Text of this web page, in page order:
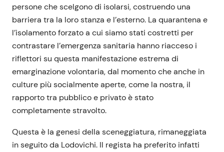
persone che scelgono di isolarsi, costruendo una
barriera tra la loro stanza e l’esterno. La quarantena e
l’isolamento forzato a cui siamo stati costretti per
contrastare l’emergenza sanitaria hanno riacceso i
riflettori su questa manifestazione estrema di
emarginazione volontaria, dal momento che anche in
culture più socialmente aperte, come la nostra, il
rapporto tra pubblico e privato è stato
completamente stravolto.
Questa è la genesi della sceneggiatura, rimaneggiata
in seguito da Lodovichi. Il regista ha preferito infatti